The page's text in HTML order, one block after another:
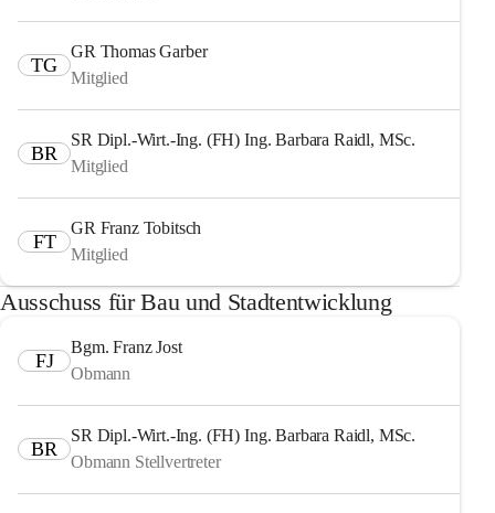
TG
GR Thomas Garber
Mitglied
BR
SR Dipl.-Wirt.-Ing. (FH) Ing. Barbara Raidl, MSc.
Mitglied
FT
GR Franz Tobitsch
Mitglied
Ausschuss für Bau und Stadtentwicklung
FJ
Bgm. Franz Jost
Obmann
BR
SR Dipl.-Wirt.-Ing. (FH) Ing. Barbara Raidl, MSc.
Obmann Stellvertreter